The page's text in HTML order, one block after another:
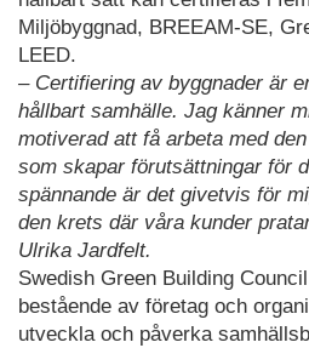
Miljöbyggnad, BREEAM-SE,
LEED.
– Certifiering av byggnader är
hållbart samhälle. Jag känner
motiverad att få arbeta med
som skapar förutsättningar för
spännande är det givetvis för
den krets där våra kunder
Ulrika Jardfelt.
Swedish Green Building
bestående av företag och
utveckla och påverka